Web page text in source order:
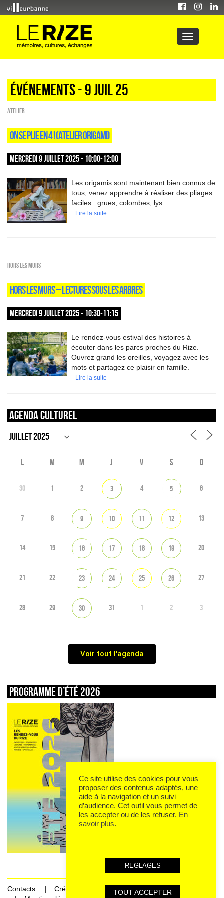
Événements - 9 Juil 25
Atelier
ON SE PLIE EN 4 ! (ATELIER ORIGAMI)
MERCREDI 9 JUILLET 2025 - 10:00-12:00
Les origamis sont maintenant bien connus de
tous, venez apprendre à réaliser des pliages
faciles : grues, colombes, lys…
Lire la suite
HORS LES MURS
HORS LES MURS – LECTURES SOUS LES ARBRES
MERCREDI 9 JUILLET 2025 - 10:30-11:15
Le rendez-vous estival des histoires à
écouter dans les parcs proches du Rize.
Ouvrez grand les oreilles, voyagez avec les
mots et partagez ce plaisir en famille.
Lire la suite
Agenda culturel
L M M J V S D
30 1 2 3 4 5 6
7 8 9 10 11 12 13
14 15 16 17 18 19 20
21 22 23 24 25 26 27
28 29 30 31 1 2 3
Voir tout l'agenda
Programme d’été 2026
Contacts
Crédits
Ce site utilise des cookies pour vous
proposer des contenus adaptés, une
aide à la navigation et un suivi
d’audience. Cet outil vous permet de
les accepter ou de les refuser. En
savoir plus.
REGLAGES
TOUT ACCEPTER